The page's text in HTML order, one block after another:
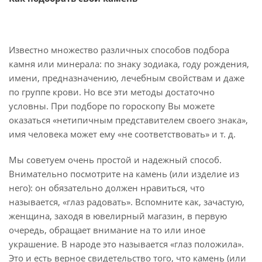
Известно множество различных способов подбора
камня или минерала: по знаку зодиака, году рождения,
имени, предназначению, лечебным свойствам и даже
по группе крови. Но все эти методы достаточно
условны. При подборе по гороскопу Вы можете
оказаться «нетипичным представителем своего знака»,
имя человека может ему «не соответствовать» и т. д.
Мы советуем очень простой и надежный способ.
Внимательно посмотрите на камень (или изделие из
него): он обязательно должен нравиться, что
называется, «глаз радовать». Вспомните как, зачастую,
женщина, заходя в ювелирный магазин, в первую
очередь, обращает внимание на то или иное
украшение. В народе это называется «глаз положила».
Это и есть верное свидетельство того, что камень (или